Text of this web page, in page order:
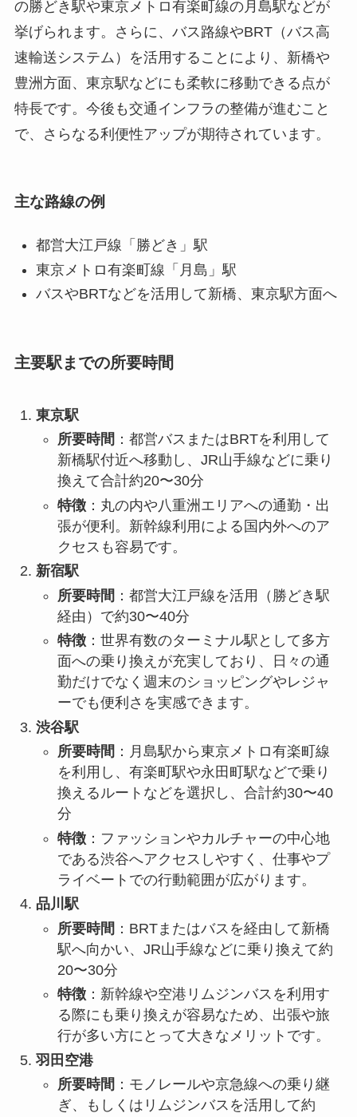
の勝どき駅や東京メトロ有楽町線の月島駅などが
挙げられます。さらに、バス路線やBRT（バス高
速輸送システム）を活用することにより、新橋や
豊洲方面、東京駅などにも柔軟に移動できる点が
特長です。今後も交通インフラの整備が進むこと
で、さらなる利便性アップが期待されています。
主な路線の例
都営大江戸線「勝どき」駅
東京メトロ有楽町線「月島」駅
バスやBRTなどを活用して新橋、東京駅方面へ
主要駅までの所要時間
東京駅
所要時間 ：都営バスまたはBRTを利用して
新橋駅付近へ移動し、JR山手線などに乗り
換えて合計約20〜30分
特徴：丸の内や八重洲エリアへの通勤・出
張が便利。新幹線利用による国内外へのア
クセスも容易です。
新宿駅
所要時間 ：都営大江戸線を活用（勝どき駅
経由）で約30〜40分
特徴：世界有数のターミナル駅として多方
面への乗り換えが充実しており、日々の通
勤だけでなく週末のショッピングやレジャ
ーでも便利さを実感できます。
渋谷駅
所要時間 ：月島駅から東京メトロ有楽町線
を利用し、有楽町駅や永田町駅などで乗り
換えるルートなどを選択し、合計約30〜40
分
特徴：ファッションやカルチャーの中心地
である渋谷へアクセスしやすく、仕事やプ
ライベートでの行動範囲が広がります。
品川駅
所要時間 ：BRTまたはバスを経由して新橋
駅へ向かい、JR山手線などに乗り換えて約
20〜30分
特徴：新幹線や空港リムジンバスを利用す
る際にも乗り換えが容易なため、出張や旅
行が多い方にとって大きなメリットです。
羽田空港
所要時間 ：モノレールや京急線への乗り継
ぎ、もしくはリムジンバスを活用して約